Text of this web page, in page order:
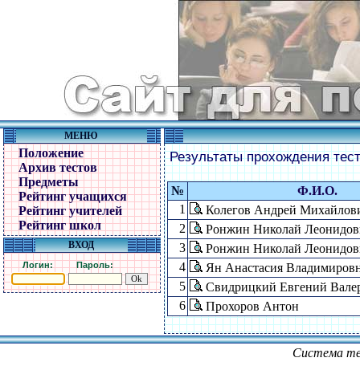
МЕНЮ
Положение
Архив тестов
Предметы
Рейтинг учащихся
Рейтинг учителей
Рейтинг школ
ВХОД
Логин: Пароль:
Результаты прохождения
№
Ф.И.О.
1
Колегов Андрей
2
Ронжин Николай
3
Ронжин Николай
4
Ян Анастасия
5
Свидрицкий Евгений
6
Прохоров Антон
Система